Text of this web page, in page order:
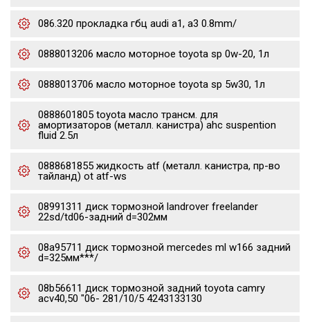
086.320 прокладка гбц audi a1, a3 0.8mm/
0888013206 масло моторное toyota sp 0w-20, 1л
0888013706 масло моторное toyota sp 5w30, 1л
0888601805 toyota масло трансм. для
амортизаторов (металл. канистра) ahc suspention
fluid 2.5л
0888681855 жидкость atf (металл. канистра, пр-во
тайланд) ot atf-ws
08991311 диск тормозной landrover freelander
22sd/td06-задний d=302мм
08a95711 диск тормозной mercedes ml w166 задний
d=325мм***/
08b56611 диск тормозной задний toyota camry
acv40,50 "06- 281/10/5 4243133130